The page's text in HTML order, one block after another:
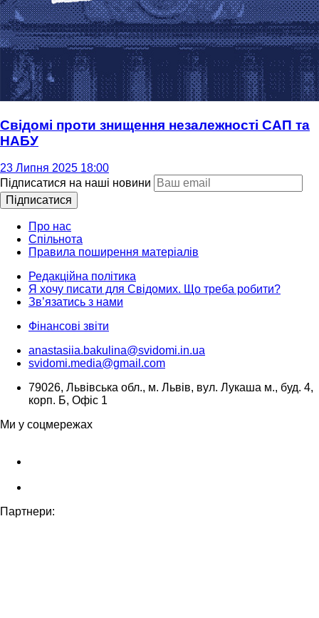
Свідомі проти знищення незалежності САП та
НАБУ
23 Липня 2025 18:00
Підписатися на наші новини
Підписатися
Про нас
Спільнота
Правила поширення матеріалів
Редакційна політика
Я хочу писати для Свідомих. Що треба робити?
Зв’язатись з нами
Фінансові звіти
anastasiia.bakulina@svidomi.in.ua
svidomi.media@gmail.com
79026, Львівська обл., м. Львів, вул. Лукаша м., буд. 4,
корп. Б, Офіс 1
Ми у соцмережах
Партнери: